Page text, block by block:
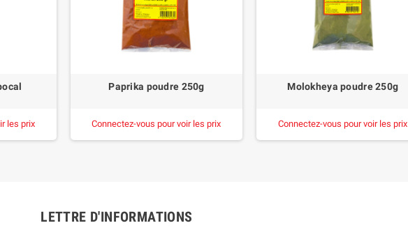
les prix
Paprika poudre 250g
Connectez-vous pour voir les prix
Molokheya poudre 250g
Connectez-vous pour voir les prix
LETTRE D'INFORMATIONS